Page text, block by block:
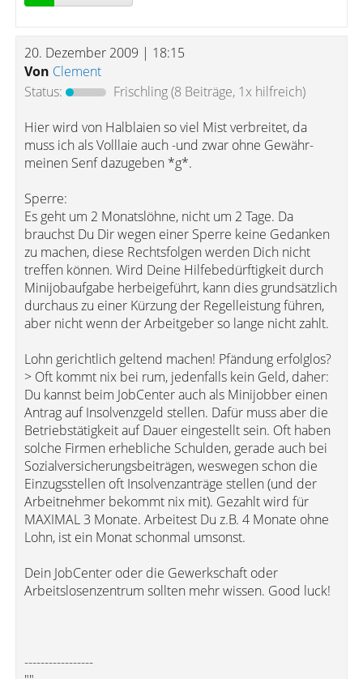
20. Dezember 2009 | 18:15
Von Clement
Status:
Frischling(8 Beiträge, 1x hilfreich)
Hier wird von Halblaien so viel Mist verbreitet, da
muss ich als Volllaie auch -und zwar ohne Gewähr-
meinen Senf dazugeben *g*.
Sperre:
Es geht um 2 Monatslöhne, nicht um 2 Tage. Da
brauchst Du Dir wegen einer Sperre keine Gedanken
zu machen, diese Rechtsfolgen werden Dich nicht
treffen können. Wird Deine Hilfebedürftigkeit durch
Minijobaufgabe herbeigeführt, kann dies grundsätzlich
durchaus zu einer Kürzung der Regelleistung führen,
aber nicht wenn der Arbeitgeber so lange nicht zahlt.
Lohn gerichtlich geltend machen! Pfändung erfolglos?
> Oft kommt nix bei rum, jedenfalls kein Geld, daher:
Du kannst beim JobCenter auch als Minijobber einen
Antrag auf Insolvenzgeld stellen. Dafür muss aber die
Betriebstätigkeit auf Dauer eingestellt sein. Oft haben
solche Firmen erhebliche Schulden, gerade auch bei
Sozialversicherungsbeiträgen, weswegen schon die
Einzugsstellen oft Insolvenzanträge stellen (und der
Arbeitnehmer bekommt nix mit). Gezahlt wird für
MAXIMAL 3 Monate. Arbeitest Du z.B. 4 Monate ohne
Lohn, ist ein Monat schonmal umsonst.
Dein JobCenter oder die Gewerkschaft oder
Arbeitslosenzentrum sollten mehr wissen. Good luck!
-----------------